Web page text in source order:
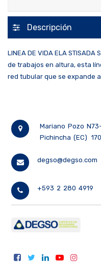
Descripción
LINEA DE VIDA ELA
de trabajos en altura, esta
red tubular que se expande
Mariano Pozo
Pichincha (EC)
degso@degso.com
+593 2 280 4919